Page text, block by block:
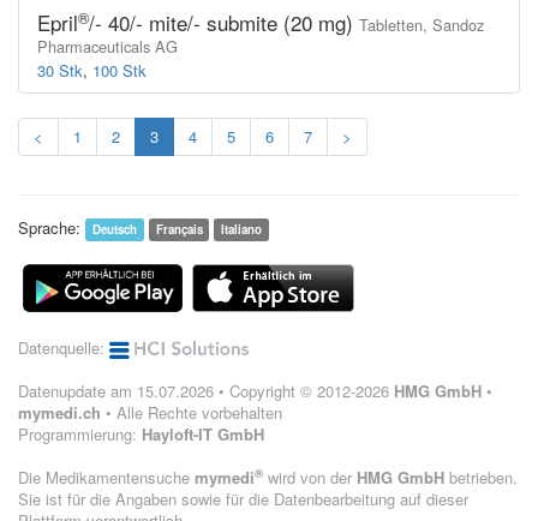
Epril®/- 40/- mite/- submite (20 mg) Tabletten, Sandoz
Pharmaceuticals AG
30 Stk, 100 Stk
< 1 2 3 4 5 6 7 >
Sprache: Deutsch Français Italiano
Datenquelle:
Datenupdate am 15.07.2026 • Copyright © 2012-2026 HMG GmbH •
mymedi.ch • Alle Rechte vorbehalten
Programmierung: Hayloft-IT GmbH
Die Medikamentensuche mymedi® wird von der HMG GmbH betrieben.
Sie ist für die Angaben sowie für die Datenbearbeitung auf dieser